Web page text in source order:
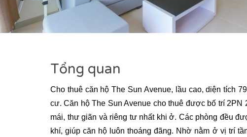
Tổng quan
Cho thuê căn hộ The Sun Avenue, lầu cao, diện tích
cư. Căn hộ The Sun Avenue cho thuê được bố trí 2PN
mái, thư giãn và riêng tư nhất khi ở. Các phòng đều
khí, giúp căn hộ luôn thoáng đãng. Nhờ nằm ở vị trí